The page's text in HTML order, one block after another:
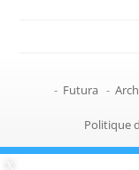
- Futura -
Politique